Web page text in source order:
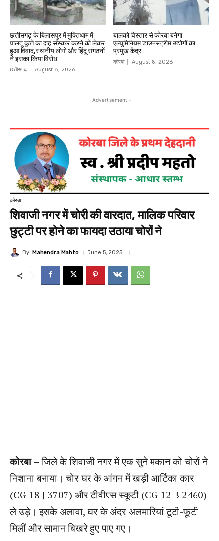
छत्तीसगढ़ के बिलासपुर में मुक्तिधाम में
पालतू कुत्ते का दाह संस्कार करने को लेकर
हुआ विवाद,स्थानीय लोगों और हिंदू संगठनों
ने इसका किया विरोध
छत्तीसगढ़ August 8, 2026
बालको विस्तार से कोरबा बनेगा
एल्युमिनियम डाउनस्ट्रीम उद्योगों का
प्रमुख केंद्र
कोरबा August 8, 2026
- Advertisement -